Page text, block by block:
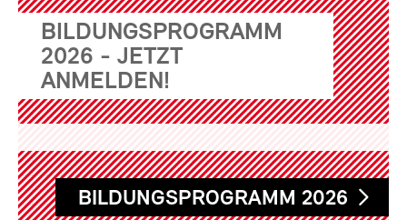
BILDUNGSPROGRAMM
2026 - JETZT
ANMELDEN!
BILDUNGSPROGRAMM 2026